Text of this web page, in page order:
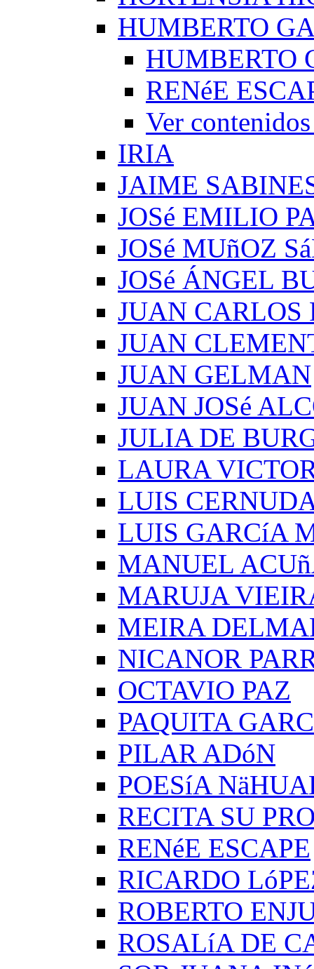
HUMBERTO
HUMBERTO
RENéE
Ver
IRIA
JAIME
JOSé EMILIO
JOSé MUñOZ
JOSé ÁNGEL
JUAN CARLOS
JUAN
JUAN GELMAN
JUAN JOSé
JULIA DE
LAURA
LUIS
LUIS GARCíA
MANUEL
MARUJA
MEIRA
NICANOR
OCTAVIO PAZ
PAQUITA
PILAR ADóN
POESíA
RECITA SU
RENéE ESCAPE
RICARDO
ROBERTO
ROSALíA DE